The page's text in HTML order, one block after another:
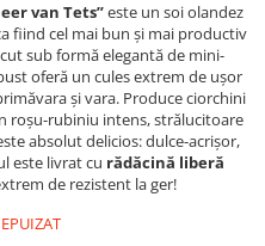
van Tets”este un soi olandez
fiind cel mai bun și mai productiv
sub formă elegantă de mini-
oferă un cules extrem de ușor
și vara. Produce ciorchini
roșu-rubiniu intens, strălucitoare
absolut delicios: dulce-acrișor,
este livrat cu rădăcină liberă
de rezistent la ger!